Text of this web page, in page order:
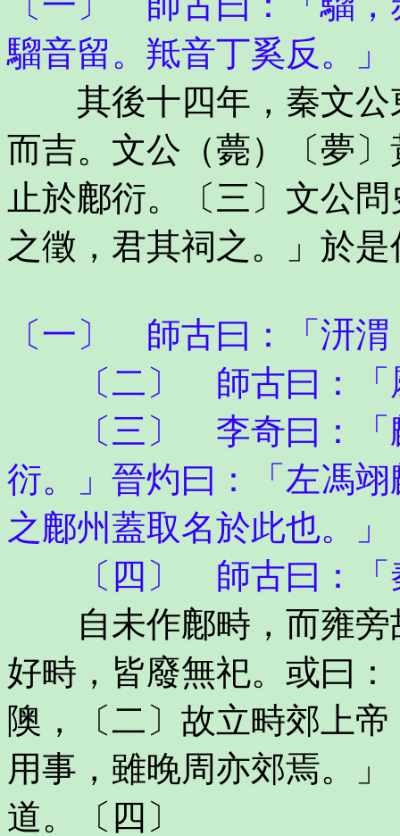
騮音留。羝音丁奚反。」
其後十四年，秦文公
而吉。文公（薨）〔夢
止於鄜衍。〔三〕文公
之徵，君其祠之。」於
〔一〕 師古曰：「汧
〔二〕 師古曰：「
〔三〕 李奇曰：「
衍。」晉灼曰：「左馮
之鄜州蓋取名於此也。」
〔四〕 師古曰：「秦
自未作鄜畤，而雍旁
好畤，皆廢無祀。或曰
隩，〔二〕故立畤郊上
用事，雖晚周亦郊焉。
道。〔四〕